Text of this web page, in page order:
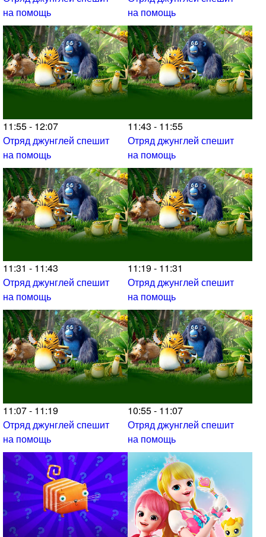
на помощь
на помощь
11:55 - 12:07
Отряд джунглей спешит
на помощь
11:43 - 11:55
Отряд джунглей спешит
на помощь
11:31 - 11:43
Отряд джунглей спешит
на помощь
11:19 - 11:31
Отряд джунглей спешит
на помощь
11:07 - 11:19
Отряд джунглей спешит
на помощь
10:55 - 11:07
Отряд джунглей спешит
на помощь